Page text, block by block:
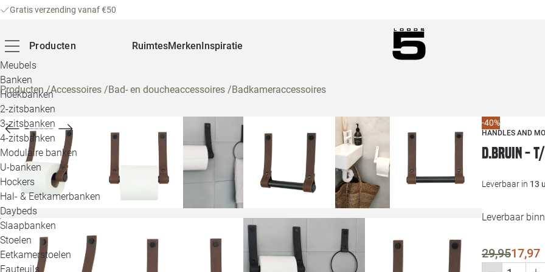
Gratis verzending vanaf €50
Producten
Meubels
Banken
Hoekbanken
2-zitsbanken
3-zitsbanken
4-zitsbanken
Modulaire banken
U-banken
Hockers
Hal- & Eetkamerbanken
Daybeds
Slaapbanken
Stoelen
Eetkamerstoelen
Fauteuils
RuimtesMerkenInspiratie
Producten/Accessoires /Bad- en doucheaccessoires /Badkameraccessoires
-40%
HANDLES AND
D.BRUIN
Leverbaar in 13
Leverbaar
29,9517,97